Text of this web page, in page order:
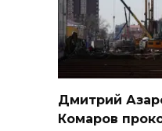
Дмитрий
Комаров